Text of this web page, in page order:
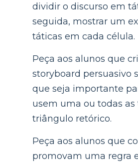
dividir o discurso em
seguida, mostrar um
táticas em cada célula.
Peça aos alunos que
storyboard persuasivo
que seja importante
usem uma ou todas as
triângulo retórico.
Peça aos alunos que
promovam uma regra